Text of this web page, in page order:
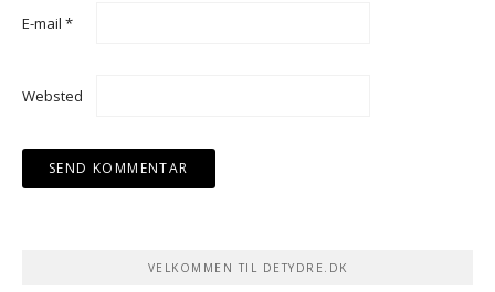
E-mail *
Websted
VELKOMMEN TIL DETYDRE.DK